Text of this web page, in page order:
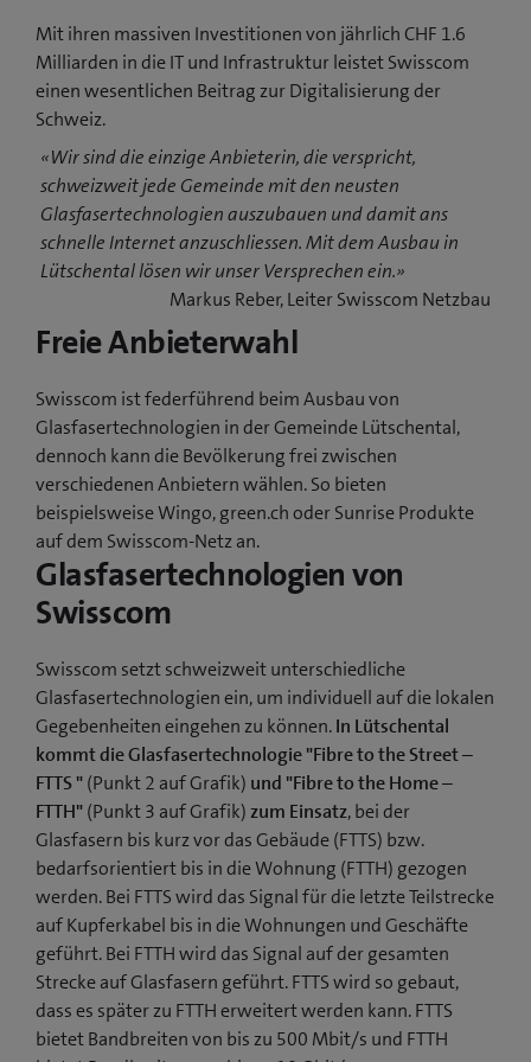
Mit ihren massiven Investitionen von jährlich CHF 1.6
Milliarden in die IT und Infrastruktur leistet Swisscom
einen wesentlichen Beitrag zur Digitalisierung der
Schweiz.
«Wir sind die einzige Anbieterin, die verspricht,
schweizweit jede Gemeinde mit den neusten
Glasfasertechnologien auszubauen und damit ans
schnelle Internet anzuschliessen. Mit dem Ausbau in
Lütschental lösen wir unser Versprechen ein.»
Markus Reber, Leiter Swisscom Netzbau
Freie Anbieterwahl
Swisscom ist federführend beim Ausbau von
Glasfasertechnologien in der Gemeinde Lütschental,
dennoch kann die Bevölkerung frei zwischen
verschiedenen Anbietern wählen. So bieten
beispielsweise Wingo, green.ch oder Sunrise Produkte
auf dem Swisscom-Netz an.
Glasfasertechnologien von
Swisscom
Swisscom setzt schweizweit unterschiedliche
Glasfasertechnologien ein, um individuell auf die lokalen
Gegebenheiten eingehen zu können.In Lütschental
kommt die Glasfasertechnologie "Fibre to the Street –
FTTS "(Punkt 2 auf Grafik) und "Fibre to the Home –
FTTH"(Punkt 3 auf Grafik)zum Einsatz, bei der
Glasfasern bis kurz vor das Gebäude (FTTS) bzw.
bedarfsorientiert bis in die Wohnung (FTTH) gezogen
werden. Bei FTTS wird das Signal für die letzte Teilstrecke
auf Kupferkabel bis in die Wohnungen und Geschäfte
geführt. Bei FTTH wird das Signal auf der gesamten
Strecke auf Glasfasern geführt. FTTS wird so gebaut,
dass es später zu FTTH erweitert werden kann. FTTS
bietet Bandbreiten von bis zu 500 Mbit/s und FTTH